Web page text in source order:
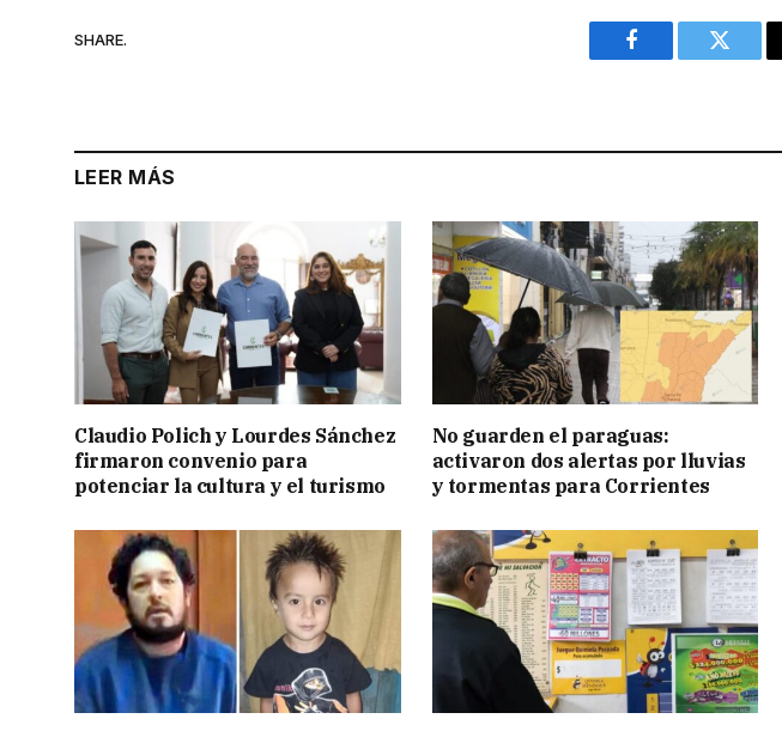
SHARE.
Facebook Twitter
LEER MÁS
Claudio Polich y Lourdes Sánchez
firmaron convenio para
potenciar la cultura y el turismo
No guarden el paraguas:
activaron dos alertas por lluvias
y tormentas para Corrientes